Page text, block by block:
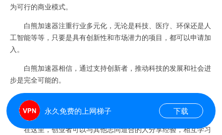
为可行的商业模式。
白熊加速器注重行业多元化，无论是科技、医疗、环保还是人
工智能等等，只要是具有创新性和市场潜力的项目，都可以申请加
入。
白熊加速器相信，通过支持创新者，推动科技的发展和社会进
步是完全可能的。
白熊加速器不仅仅是一个提供资源和技术支持的平台，更是一
个激发创新灵感和创业梦想的聚集地。
在这里，创业者可以与其他志同道合的人分享经验，相互学习
永久免费的上网梯子 下载